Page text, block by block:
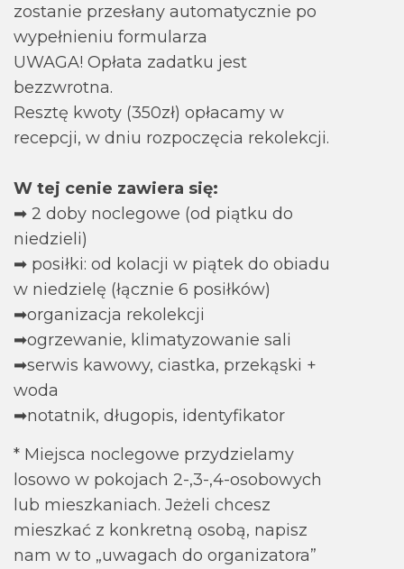
zostanie przesłany automatycznie po
wypełnieniu formularza
UWAGA! Opłata zadatku jest
bezzwrotna.
Resztę kwoty (350zł) opłacamy w
recepcji, w dniu rozpoczęcia rekolekcji.
W tej cenie zawiera się:
➡ 2 doby noclegowe (od piątku do
niedzieli)
➡ posiłki: od kolacji w piątek do obiadu
w niedzielę (łącznie 6 posiłków)
➡organizacja rekolekcji
➡ogrzewanie, klimatyzowanie sali
➡serwis kawowy, ciastka, przekąski +
woda
➡notatnik, długopis, identyfikator
* Miejsca noclegowe przydzielamy
losowo w pokojach 2-,3-,4-osobowych
lub mieszkaniach. Jeżeli chcesz
mieszkać z konkretną osobą, napisz
nam w to „uwagach do organizatora”